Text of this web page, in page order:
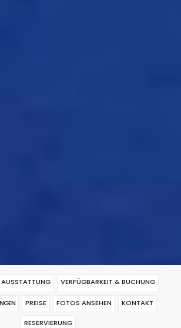
AUSSTATTUNG VERFÜGBARKEIT & BUCHUNG
PREISE FOTOS ANSEHEN KONTAKT
RESERVIERUNG